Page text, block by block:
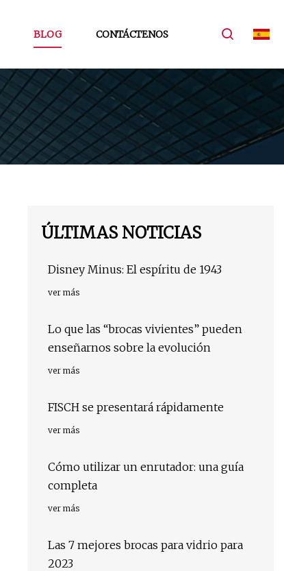
BLOG CONTÁCTENOS
ÚLTIMAS NOTICIAS
Disney Minus: El espíritu de 1943
ver más
Lo que las “brocas vivientes” pueden
enseñarnos sobre la evolución
ver más
FISCH se presentará rápidamente
ver más
Cómo utilizar un enrutador: una guía
completa
ver más
Las 7 mejores brocas para vidrio para
2023